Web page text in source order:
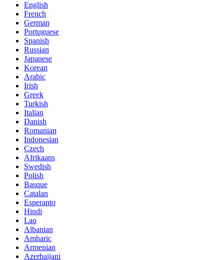
English
French
German
Portuguese
Spanish
Russian
Japanese
Korean
Arabic
Irish
Greek
Turkish
Italian
Danish
Romanian
Indonesian
Czech
Afrikaans
Swedish
Polish
Basque
Catalan
Esperanto
Hindi
Lao
Albanian
Amharic
Armenian
Azerbaijani